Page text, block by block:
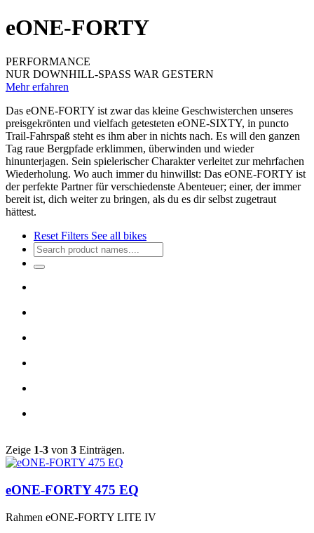
eONE-FORTY
PERFORMANCE
NUR DOWNHILL-SPASS WAR GESTERN
Mehr erfahren
Das eONE-FORTY ist zwar das kleine Geschwisterchen unseres
preisgekrönten und vielfach getesteten eONE-SIXTY, in puncto
Trail-Fahrspaß steht es ihm aber in nichts nach. Es will den ganzen
Tag raue Bergpfade erklimmen, überwinden und wieder
hinunterjagen. Sein spielerischer Charakter verleitet zur mehrfachen
Wiederholung. Wo auch immer du hinwillst: Das eONE-FORTY ist
der perfekte Partner für verschiedenste Abenteuer; einer, der immer
bereit ist, dich weiter zu bringen, als du es dir selbst zugetraut
hättest.
Reset Filters See all bikes
Zeige 1-3 von 3 Einträgen.
eONE-FORTY 475 EQ
Rahmen eONE-FORTY LITE IV